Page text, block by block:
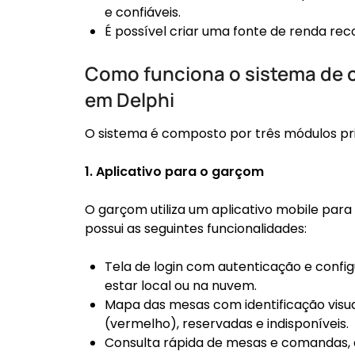
e confiáveis.
É possível criar uma fonte de renda
Como funciona o sistema
em Delphi
O sistema é composto por três módulos
1. Aplicativo para o garçom
O garçom utiliza um aplicativo mobile
possui as seguintes funcionalidades:
Tela de login com autenticação e
estar local ou na nuvem.
Mapa das mesas com identificação
(vermelho), reservadas e indisponíveis.
Consulta rápida de mesas e